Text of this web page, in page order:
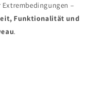
–
Funktionalität und
.